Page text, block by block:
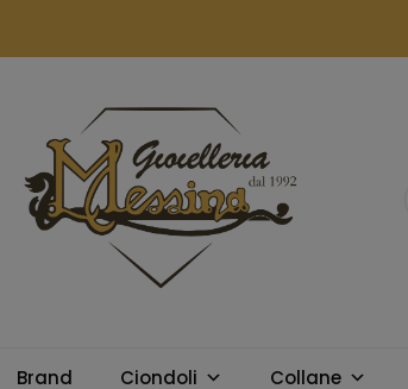
migliori marchi.
Brand Ciondoli Collane